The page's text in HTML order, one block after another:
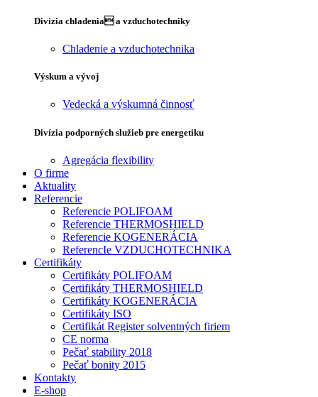
Divízia chladenia a vzduchotechniky
Chladenie a vzduchotechnika
Výskum a vývoj
Vedecká a výskumná činnosť
Divízia podporných služieb pre energetiku
Agregácia flexibility
O firme
Aktuality
Referencie
Referencie POLIFOAM
Referencie THERMOSHIELD
Referencie KOGENERÁCIA
ReferencIe VZDUCHOTECHNIKA
Certifikáty
Certifikáty POLIFOAM
Certifikáty THERMOSHIELD
Certifikáty KOGENERÁCIA
Certifikáty ISO
Certifikát Register solventných firiem
CE norma
Pečať stability 2018
Pečať bonity 2015
Kontakty
E-shop